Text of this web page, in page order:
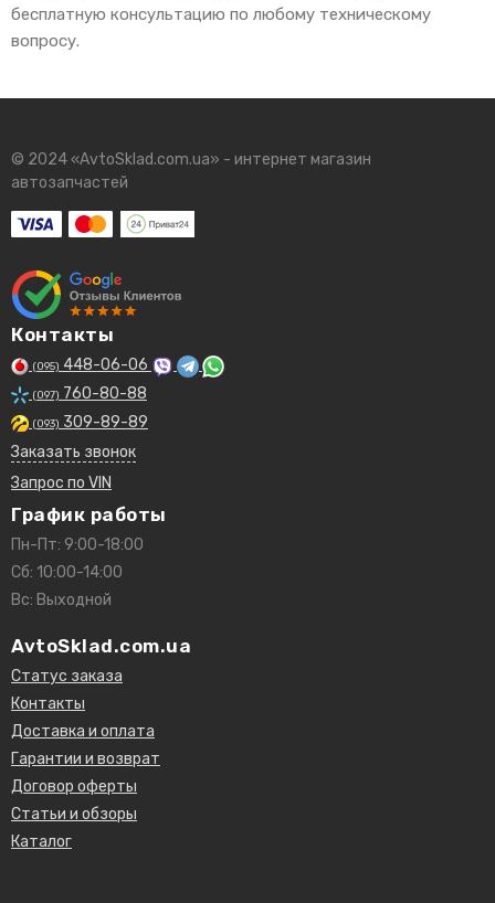
бесплатную консультацию по любому техническому
вопросу.
© 2024 «AvtoSklad.com.ua» - интернет магазин
автозапчастей
Контакты
(095) 448-06-06
(097) 760-80-88
(093) 309-89-89
Заказать звонок
Запрос по VIN
График работы
Пн-Пт: 9:00-18:00
Сб: 10:00-14:00
Вс: Выходной
AvtoSklad.com.ua
Статус заказа
Контакты
Доставка и оплата
Гарантии и возврат
Договор оферты
Статьи и обзоры
Каталог